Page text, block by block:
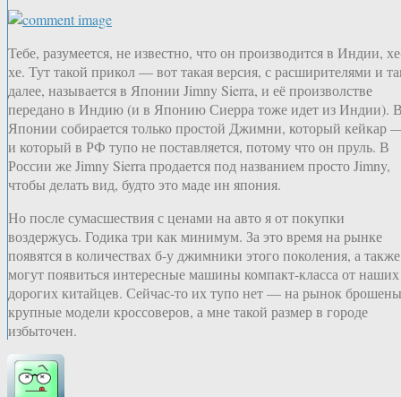
Тебе, разумеется, не известно, что он производится в Индии,
хе. Тут такой прикол — вот такая версия, с расширителями и
далее, называется в Японии Jimny Sierra, и её произволстве
передано в Индию (и в Японию Сиерра тоже идет из Индии).
Японии собирается только простой Джимни, который кейкар
и который в РФ тупо не поставляется, потому что он пруль. В
России же Jimny Sierra продается под названием просто Jimny,
чтобы делать вид, будто это маде ин япония.
Но после сумасшествия с ценами на авто я от покупки
воздержусь. Годика три как минимум. За это время на рынке
появятся в количествах б-у джимники этого поколения, а также
могут появиться интересные машины компакт-класса от наших
дорогих китайцев. Сейчас-то их тупо нет — на рынок брошены
крупные модели кроссоверов, а мне такой размер в городе
избыточен.